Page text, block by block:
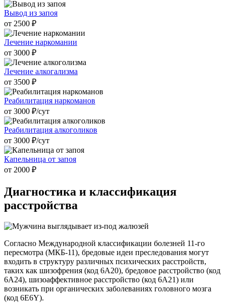
Вывод из запоя
от 2500 ₽
Лечение наркомании
от 3000 ₽
Лечение алкогализма
от 3500 ₽
Реабилитация наркоманов
от 3000 ₽/cут
Реабилитация алкоголиков
от 3000 ₽/cут
Капельница от запоя
от 2000 ₽
Диагностика и классификация
расстройства
Согласно Международной классификации болезней 11-го
пересмотра (МКБ-11), бредовые идеи преследования могут
входить в структуру различных психических расстройств,
таких как шизофрения (код 6A20), бредовое расстройство (код
6A24), шизоаффективное расстройство (код 6A21) или
возникать при органических заболеваниях головного мозга
(код 6E6Y).